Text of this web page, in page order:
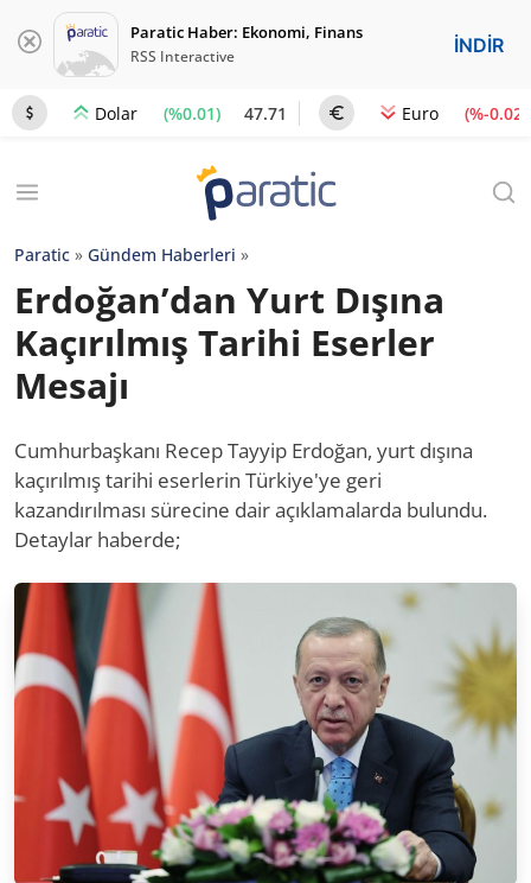
Paratic Haber: Ekonomi, Finans
RSS Interactive İNDİR
Dolar (%0.01) 47.71 Euro (%-0.02)
Paratic » Gündem Haberleri »
Erdoğan’dan Yurt Dışına
Kaçırılmış Tarihi Eserler
Mesajı
Cumhurbaşkanı Recep Tayyip Erdoğan, yurt dışına
kaçırılmış tarihi eserlerin Türkiye'ye geri
kazandırılması sürecine dair açıklamalarda bulundu.
Detaylar haberde;